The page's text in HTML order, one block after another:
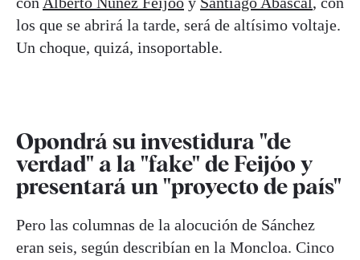
los que se abrirá la tarde, será de altísimo voltaje.
Un choque, quizá, insoportable.
Opondrá su investidura "de
verdad" a la "fake" de Feijóo y
presentará un "proyecto de país"
Pero las columnas de la alocución de Sánchez
eran seis, según describían en la Moncloa. Cinco